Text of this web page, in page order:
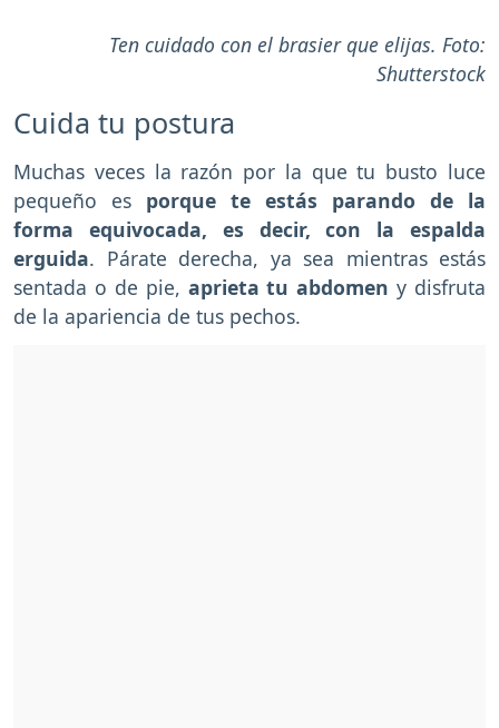
Ten cuidado con el brasier que elijas. Foto:
Shutterstock
Cuida tu postura
Muchas veces la razón por la que tu busto luce
pequeño es porque te estás parando de la
forma equivocada, es decir, con la espalda
erguida. Párate derecha, ya sea mientras estás
sentada o de pie, aprieta tu abdomen y disfruta
de la apariencia de tus pechos.